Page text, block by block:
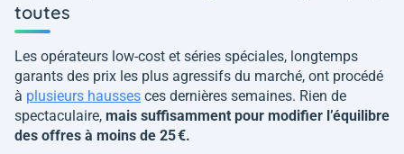
toutes
Les opérateurs low-cost et séries spéciales, longtemps
garants des prix les plus agressifs du marché, ont procédé
à plusieurs hausses ces dernières semaines. Rien de
spectaculaire, mais suffisamment pour modifier l’équilibre
des offres à moins de 25 €.